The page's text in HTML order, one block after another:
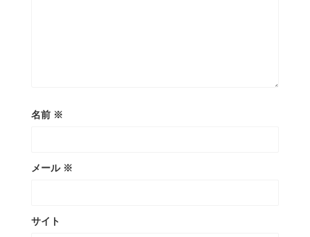
名前 ※
メール ※
サイト